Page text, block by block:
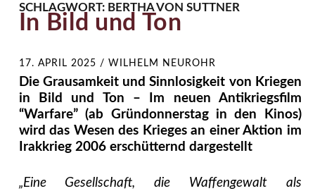
SCHLAGWORT: BERTHA VON SUTTNER
In Bild und Ton
17. APRIL 2025 / WILHELM NEUROHR
Die Grausamkeit und Sinnlosigkeit von Kriegen
in Bild und Ton – Im neuen Antikriegsfilm
“Warfare” (ab Gründonnerstag in den Kinos)
wird das Wesen des Krieges an einer Aktion im
Irakkrieg 2006 erschütternd dargestellt
„Eine Gesellschaft, die Waffengewalt als